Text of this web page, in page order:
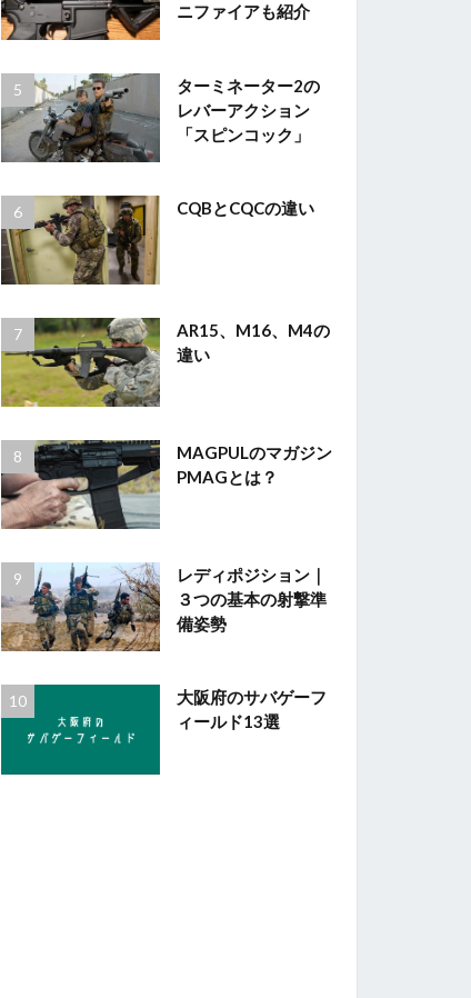
ニファイアも紹介
ターミネーター2の
レバーアクション
「スピンコック」
CQBとCQCの違い
AR15、M16、M4の
違い
MAGPULのマガジン
PMAGとは？
レディポジション｜
３つの基本の射撃準
備姿勢
大阪府のサバゲーフ
ィールド13選